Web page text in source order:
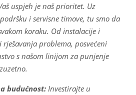
uspjeh je naš prioritet. Uz
i servisne timove, tu smo da
koraku. Od instalacije i
problema, posvećeni
s našom linijom za punjenje
budućnost:Investirajte u